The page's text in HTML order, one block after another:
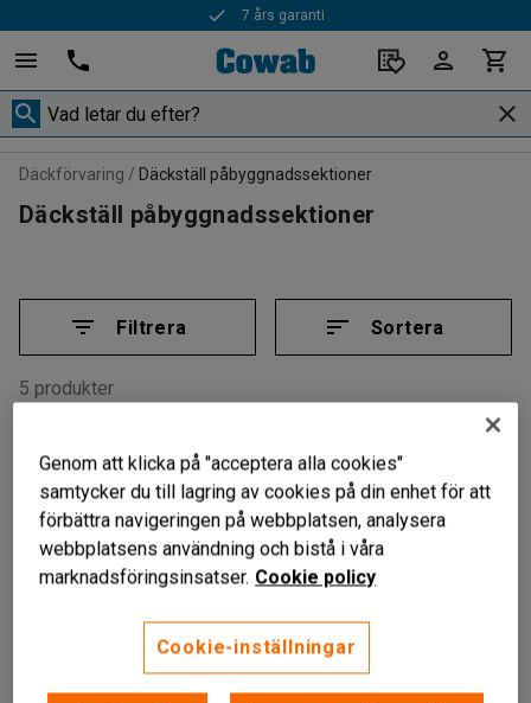
7 års garanti
Däckförvaring Däckställ påbyggnadssektioner
Däckställ påbyggnadssektioner
Filtrera Sortera
5 produkter
HELAGS
Genom att klicka på "acceptera alla cookies"
samtycker du till lagring av cookies på din enhet för att
förbättra navigeringen på webbplatsen, analysera
webbplatsens användning och bistå i våra
marknadsföringsinsatser. Cookie policy
Cookie-inställningar